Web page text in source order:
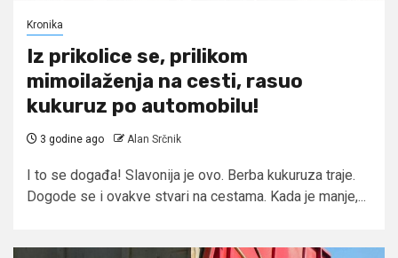
Kronika
Iz prikolice se, prilikom
mimoilaženja na cesti, rasuo
kukuruz po automobilu!
3 godine ago Alan Srčnik
I to se događa! Slavonija je ovo. Berba kukuruza traje.
Dogode se i ovakve stvari na cestama. Kada je manje,...